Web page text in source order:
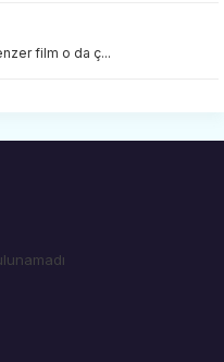
film o da ç...